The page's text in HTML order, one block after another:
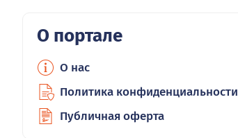
О портале
О нас
Политика конфиденциальности
Публичная оферта